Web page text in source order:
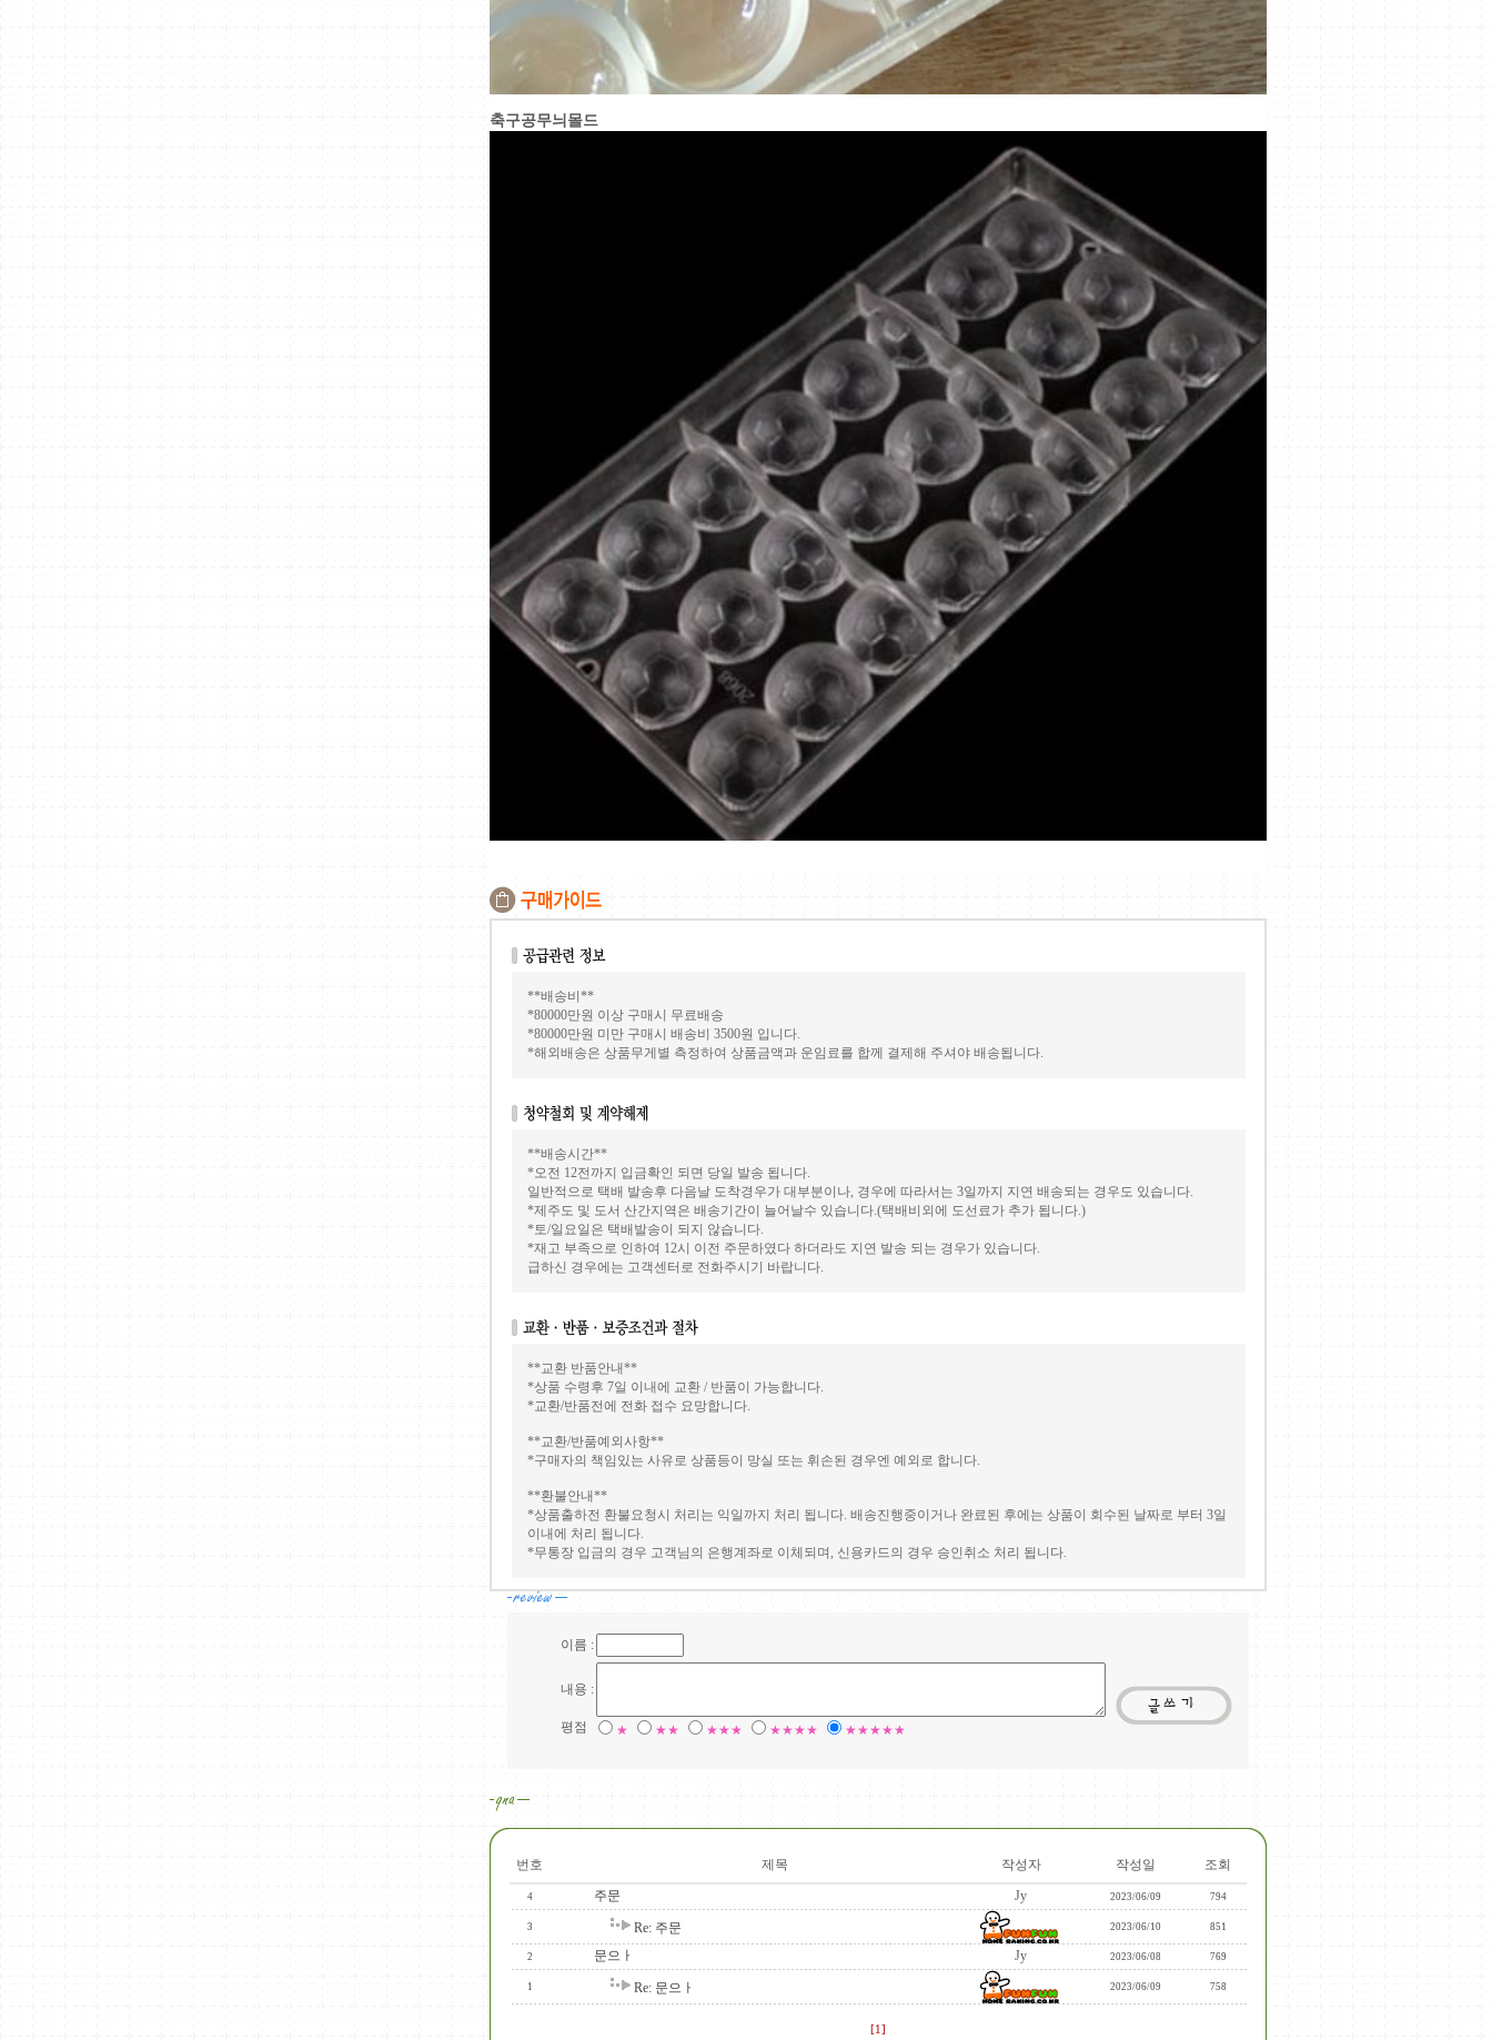
축구공무늬몰드
**배송비**
*80000만원 이상 구매시 무료배송
*80000만원 미만 구매시 배송비 3500원 입니다.
*해외배송은 상품무게별 측정하여 상품금액과 운임료를 합께 결제해 주셔야 배송됩니다.
**배송시간**
*오전 12전까지 입금확인 되면 당일 발송 됩니다.
일반적으로 택배 발송후 다음날 도착경우가 대부분이나, 경우에 따라서는 3일까지 지연 배송되는 경우도 있습니다.
*제주도 및 도서 산간지역은 배송기간이 늘어날수 있습니다.(택배비외에 도선료가 추가 됩니다.)
*토/일요일은 택배발송이 되지 않습니다.
*재고 부족으로 인하여 12시 이전 주문하였다 하더라도 지연 발송 되는 경우가 있습니다.
급하신 경우에는 고객센터로 전화주시기 바랍니다.
**교환 반품안내**
*상품 수령후 7일 이내에 교환 / 반품이 가능합니다.
*교환/반품전에 전화 접수 요망합니다.
**교환/반품예외사항**
*구매자의 책임있는 사유로 상품등이 망실 또는 휘손된 경우엔 예외로 합니다.
**환불안내**
*상품출하전 환불요청시 처리는 익일까지 처리 됩니다. 배송진행중이거나 완료된 후에는 상품이 회수된 날짜로 부터 3일
이내에 처리 됩니다.
*무통장 입금의 경우 고객님의 은행계좌로 이체되며, 신용카드의 경우 승인취소 처리 됩니다.
이름 :
내용 :
평점 ★ ★★ ★★★ ★★★★ ★★★★★
번호 제목 작성자 작성일 조회
4 주문 Jy 2023/06/09 794
3 Re: 주문 2023/06/10 851
2 문으ㅏ Jy 2023/06/08 769
1 Re: 문으ㅏ 2023/06/09 758
[1]